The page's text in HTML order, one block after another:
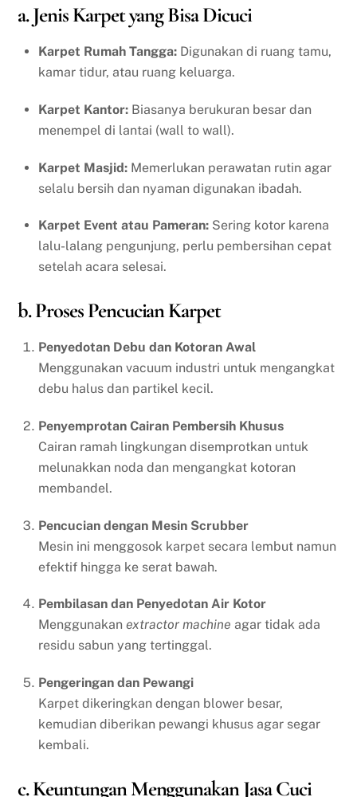
a. Jenis Karpet yang Bisa Dicuci
Karpet Rumah Tangga: Digunakan di ruang tamu,
kamar tidur, atau ruang keluarga.
Karpet Kantor: Biasanya berukuran besar dan
menempel di lantai (wall to wall).
Karpet Masjid: Memerlukan perawatan rutin agar
selalu bersih dan nyaman digunakan ibadah.
Karpet Event atau Pameran: Sering kotor karena
lalu-lalang pengunjung, perlu pembersihan cepat
setelah acara selesai.
b. Proses Pencucian Karpet
Penyedotan Debu dan Kotoran Awal
Menggunakan vacuum industri untuk mengangkat
debu halus dan partikel kecil.
Penyemprotan Cairan Pembersih Khusus
Cairan ramah lingkungan disemprotkan untuk
melunakkan noda dan mengangkat kotoran
membandel.
Pencucian dengan Mesin Scrubber
Mesin ini menggosok karpet secara lembut namun
efektif hingga ke serat bawah.
Pembilasan dan Penyedotan Air Kotor
Menggunakan extractor machine agar tidak ada
residu sabun yang tertinggal.
Pengeringan dan Pewangi
Karpet dikeringkan dengan blower besar,
kemudian diberikan pewangi khusus agar segar
kembali.
c. Keuntungan Menggunakan Jasa Cuci